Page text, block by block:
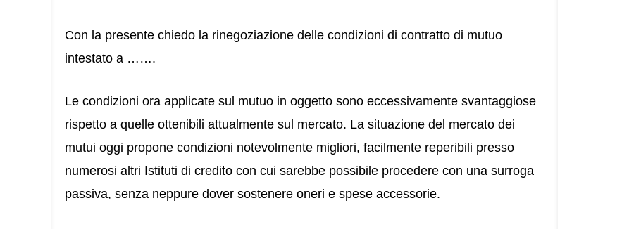
Con la presente chiedo la rinegoziazione delle condizioni di contratto di mutuo
intestato a …….
Le condizioni ora applicate sul mutuo in oggetto sono eccessivamente svantaggiose
rispetto a quelle ottenibili attualmente sul mercato. La situazione del mercato dei
mutui oggi propone condizioni notevolmente migliori, facilmente reperibili presso
numerosi altri Istituti di credito con cui sarebbe possibile procedere con una surroga
passiva, senza neppure dover sostenere oneri e spese accessorie.